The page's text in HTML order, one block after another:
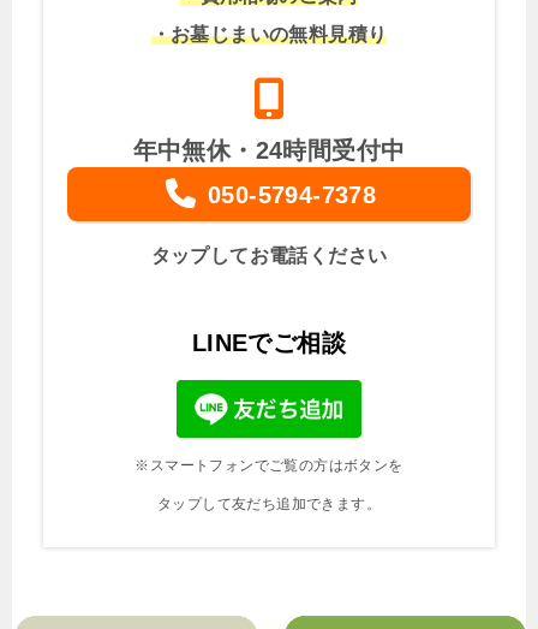
・お墓じまいの無料見積り
年中無休・24時間受付中
050-5794-7378
タップしてお電話ください
LINEでご相談
※スマートフォンでご覧の方はボタンを
タップして友だち追加できます。